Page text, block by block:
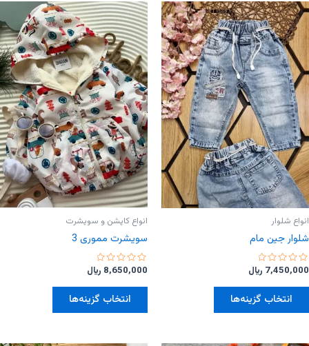
مختلفی
می
باشد.
گزینه
ها
ممکن
است
در
صفحه
محصول
انتخاب
شوند
مختلفی
می
باشد.
گزینه
ها
ممکن
است
در
صفحه
محصول
انتخاب
شوند
انواع شلوار
شلوار‌ جین مام
امتیاز
از
7,450,000 ﷼
انتخاب گزینه‌ها
این
انواع کاپشن و سویشرت
سویشرت مموری 3
امتیاز
از
8,650,000 ﷼
انتخاب گزینه‌ها
این